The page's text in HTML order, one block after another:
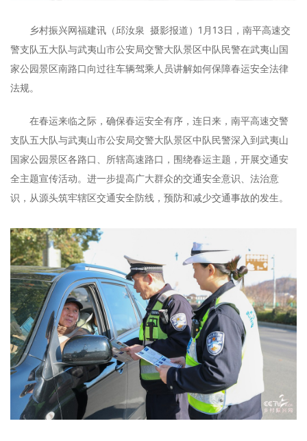
乡村振兴网福建讯（邱汝泉 摄影报道）1月13日，南平高速交
警支队五大队与武夷山市公安局交警大队景区中队民警在武夷山国
家公园景区南路口向过往车辆驾乘人员讲解如何保障春运安全法律
法规。
在春运来临之际，确保春运安全有序，连日来，南平高速交警
支队五大队与武夷山市公安局交警大队景区中队民警深入到武夷山
国家公园景区各路口、所辖高速路口，围绕春运主题，开展交通安
全主题宣传活动。进一步提高广大群众的交通安全意识、法治意
识，从源头筑牢辖区交通安全防线，预防和减少交通事故的发生。